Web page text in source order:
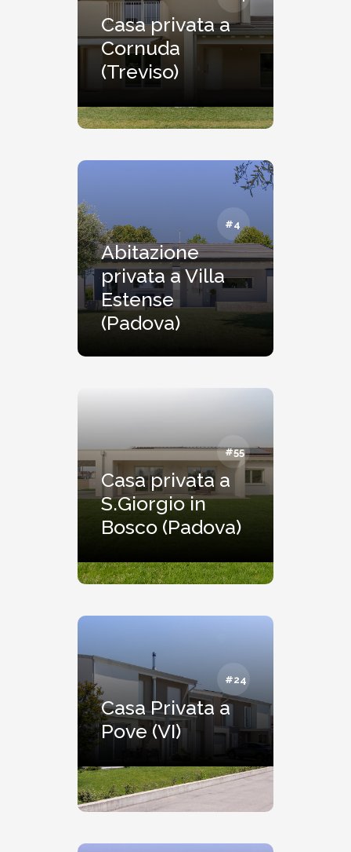
Casa privata a
Cornuda
(Treviso)
#4
Abitazione
privata a Villa
Estense
(Padova)
#55
Casa privata a
S.Giorgio in
Bosco (Padova)
#24
Casa Privata a
Pove (VI)